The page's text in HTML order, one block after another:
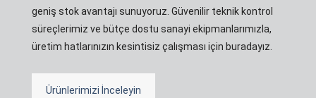
geniş stok avantajı sunuyoruz. Güvenilir teknik kontrol
süreçlerimiz ve bütçe dostu sanayi ekipmanlarımızla,
üretim hatlarınızın kesintisiz çalışması için buradayız.
Ürünlerimizi İnceleyin